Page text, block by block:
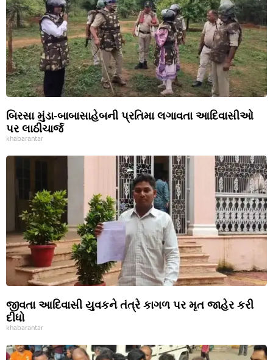
બિરસા મુંડા-બાબાસાહેબની પ્રતિમા લગાવતા આદિવાસીઓ
પર લાઠીચાર્જ
khabarantar
જીવતા આદિવાસી યુવકને તંત્રે કાગળ પર મૃત જાહેર કરી
દીધો
khabarantar